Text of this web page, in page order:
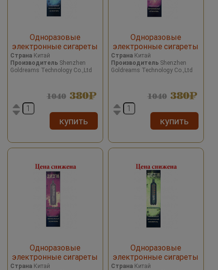
Одноразовые
электронные сигареты
2027 Date 7 Blueberry Ice/
Черника со льдом 2000
затяжек
Страна Китай
Производитель Shenzhen
Goldreams Technology Co.,Ltd
1040380
купить
Одноразовые
электронные сигареты
2027 Date 7 Strawberry
Mango/Клубника Манго
2000 затяжек
СтранаКитай
ПроизводительShenzhen
Goldreams Technology Co.,Ltd
1040380
купить
Одноразовые
электронные сигареты
2027 Date 7 Energy Drinks/
Страна Китай
Одноразовые
электронные сигареты
2027 Date 7 Kiwi Berry Ice/
СтранаКитай